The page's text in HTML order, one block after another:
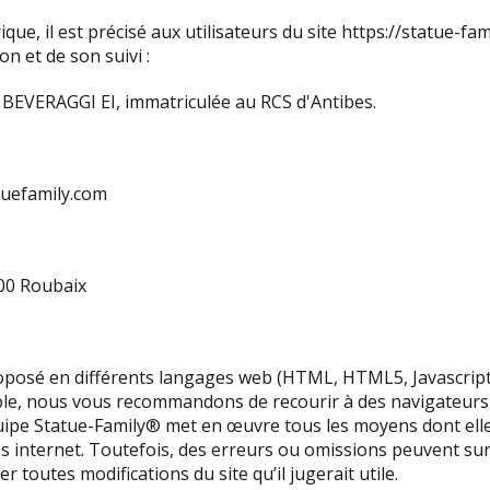
il est précisé aux utilisateurs du site https://statue-
et de son suivi :
EI, immatriculée au RCS d'Antibes.
Roubaix
en différents langages web (HTML, HTML5,
nous vous recommandons de recourir à des
Statue-Family® met en œuvre tous les moyens dont
internet. Toutefois, des erreurs ou omissions peuvent
toutes modifications du site qu’il jugerait utile.